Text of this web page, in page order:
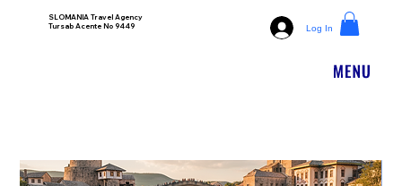
SLOMANIA Travel Agency
Tursab Acente No 9449
Log In